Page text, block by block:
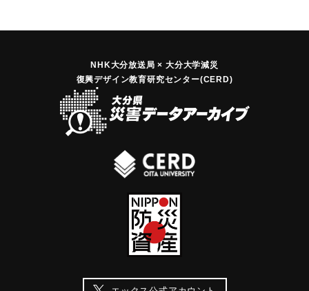
NHK大分放送局 × 大分大学減災
復興デザイン教育研究センター(CERD)